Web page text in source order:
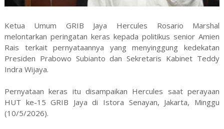
Ketua Umum GRIB Jaya Hercules Rosario Marshal
melontarkan peringatan keras kepada politikus senior Amien
Rais terkait pernyataannya yang menyinggung kedekatan
Presiden Prabowo Subianto dan Sekretaris Kabinet Teddy
Indra Wijaya.
Pernyataan keras itu disampaikan Hercules saat perayaan
HUT ke-15 GRIB Jaya di Istora Senayan, Jakarta, Minggu
(10/5/2026).